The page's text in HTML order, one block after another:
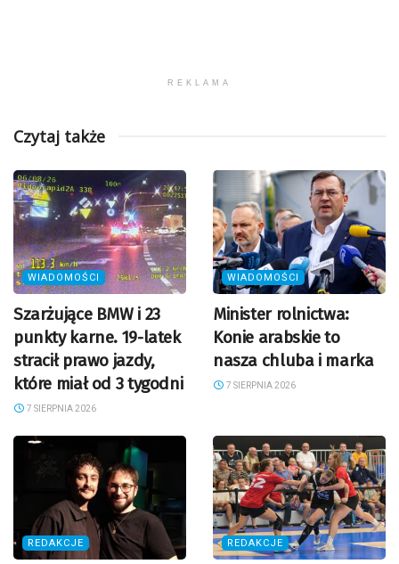
REKLAMA
Czytaj także
WIADOMOŚCI
Szarżujące BMW i 23
punkty karne. 19-latek
stracił prawo jazdy,
które miał od 3 tygodni
7 SIERPNIA 2026
WIADOMOŚCI
Minister rolnictwa:
Konie arabskie to
nasza chluba i marka
7 SIERPNIA 2026
REDAKCJE REDAKCJE